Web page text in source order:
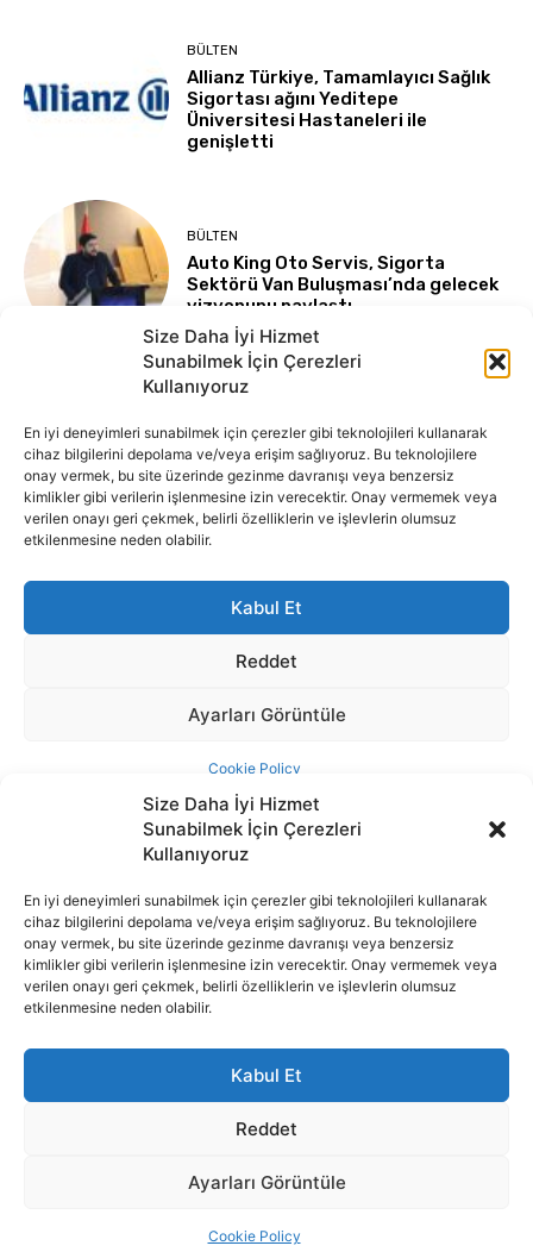
Size Daha İyi Hizmet
Sunabilmek İçin Çerezleri
Kullanıyoruz
En iyi deneyimleri sunabilmek için çerezler gibi teknolojileri kullanarak
cihaz bilgilerini depolama ve/veya erişim sağlıyoruz. Bu teknolojilere
onay vermek, bu site üzerinde gezinme davranışı veya benzersiz
kimlikler gibi verilerin işlenmesine izin verecektir. Onay vermemek veya
verilen onayı geri çekmek, belirli özelliklerin ve işlevlerin olumsuz
etkilenmesine neden olabilir.
Kabul Et
Reddet
Ayarları Görüntüle
Cookie Policy
İnternet portalımızda yer alan tüm haber metini, resim ve benzeri
içeriğin hakları Sigortamedya Yayıncılık A.Ş.'ye aittir. Hiçbir şekilde
basılı ya da elektronik bir ortamda, kaynak gösterilse bile izin
alınmadan kullanılamaz.